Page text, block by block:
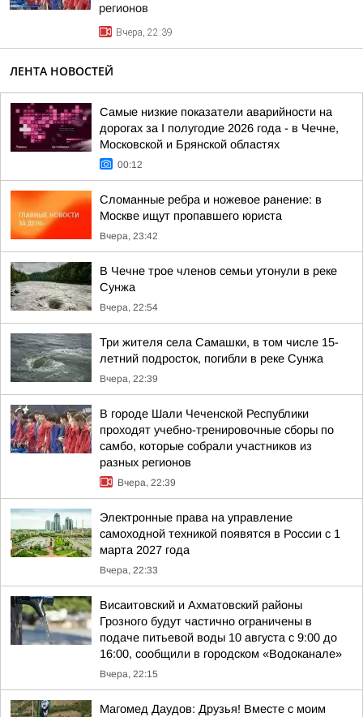
регионов
Вчера, 22:39
ЛЕНТА НОВОСТЕЙ
Самые низкие показатели аварийности на
дорогах за I полугодие 2026 года - в Чечне,
Московской и Брянской областях
00:12
Сломанные ребра и ножевое ранение: в
Москве ищут пропавшего юриста
Вчера, 23:42
В Чечне трое членов семьи утонули в реке
Сунжа
Вчера, 22:54
Три жителя села Самашки, в том числе 15-
летний подросток, погибли в реке Сунжа
Вчера, 22:39
В городе Шали Чеченской Республики
проходят учебно-тренировочные сборы по
самбо, которые собрали участников из
разных регионов
Вчера, 22:39
Электронные права на управление
самоходной техникой появятся в России с 1
марта 2027 года
Вчера, 22:33
Висаитовский и Ахматовский районы
Грозного будут частично ограничены в
подаче питьевой воды 10 августа с 9:00 до
16:00, сообщили в городском «Водоканале»
Вчера, 22:15
Магомед Даудов: Друзья! Вместе с моим